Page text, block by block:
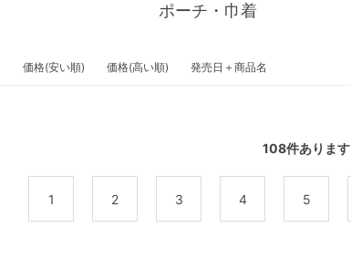
ポーチ・巾着
価格(安い順) 価格(高い順) 発売日＋商品名
108件あります
1 2 3 4 5